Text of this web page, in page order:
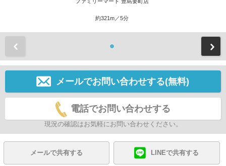
約321m／5分
メールでお問い合わせする(無料)
電話でお問い合わせする
現況の確認はお気軽にお問い合わせください。
メールで共有する LINEで共有する